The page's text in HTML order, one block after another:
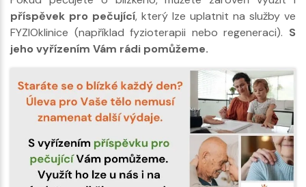
příspěvek pro pečující, který lze uplatnit na služby ve
FYZIOklinice (například fyzioterapii nebo regeneraci). S
jeho vyřízením Vám rádi pomůžeme.